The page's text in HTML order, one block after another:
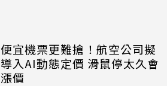
便宜機票更難搶！航空公司擬
導入AI動態定價 滑鼠停太久會
漲價